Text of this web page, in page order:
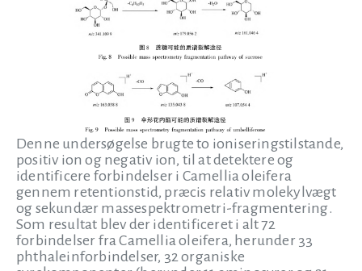
Denne undersøgelse brugte to ioniseringstilstande,
positiv ion og negativ ion, til at detektere og
identificere forbindelser i Camellia oleifera
gennem retentionstid, præcis relativ molekylvægt
og sekundær massespektrometri-fragmentering.
Som resultat blev der identificeret i alt 72
forbindelser fra Camellia oleifera, herunder 33
phthaleinforbindelser, 32 organiske